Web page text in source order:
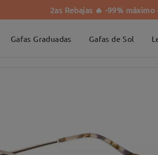
2as Rebajas 🔥 -99%
Gafas Graduadas Gafas de Sol